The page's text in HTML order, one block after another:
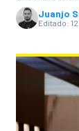
Juanjo
Editado: